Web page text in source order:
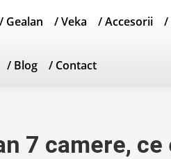
/ Gealan / Veka / Accesorii /
/ Blog / Contact
7 camere,